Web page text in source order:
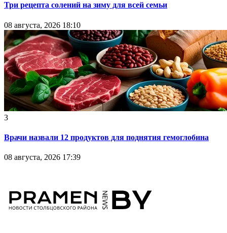
Три рецепта солений на зиму для всей семьи
08 августа, 2026 18:10
3
Врачи назвали 12 продуктов для поднятия гемоглобина
08 августа, 2026 17:39